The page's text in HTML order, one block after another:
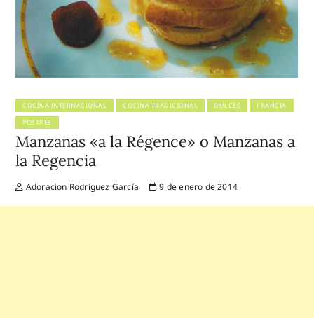
COCINA INTERNACIONAL COCINA TRADICIONAL DULCES
FRANCIA
POSTRES
Manzanas «a la Régence» o Manzanas a
la Regencia
Adoracion Rodríguez García 9 de enero de 2014